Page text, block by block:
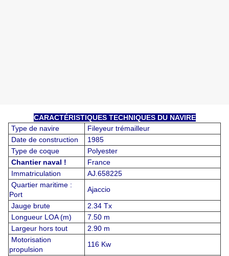
CARACTÉRISTIQUES TECHNIQUES DU NAVIRE
Type de navire
Fileyeur trémailleur
Date de construction
1985
Type de coque
Polyester
Chantier naval !
France
Immatriculation
AJ.658225
Quartier maritime :
Port
Ajaccio
Jauge brute
2.34 Tx
Longueur LOA (m)
7.50 m
Largeur hors tout
2.90 m
Motorisation
propulsion
116 Kw